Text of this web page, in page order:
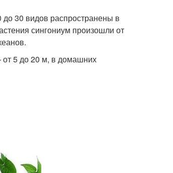
30 видов распространены в
сингониум произошли от
5 до 20 м, в домашних